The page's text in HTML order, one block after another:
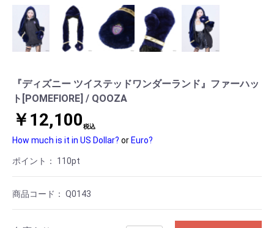
『ディズニー ツイステッドワンダーランド』ファーハッ
ト[POMEFIORE] / QOOZA
￥12,100税込
How much is it in US Dollar? or Euro?
ポイント： 110pt
商品コード： Q0143